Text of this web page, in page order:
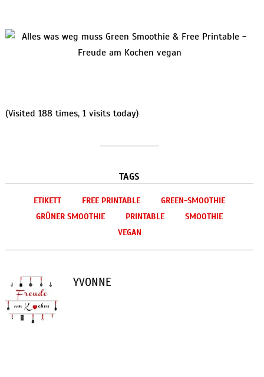
(Visited 188 times, 1 visits today)
TAGS
ETIKETT FREE PRINTABLE
GREEN-SMOOTHIE
GRÜNER SMOOTHIE
PRINTABLE
SMOOTHIE
VEGAN
YVONNE